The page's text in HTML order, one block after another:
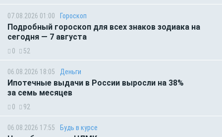
07.08.2026 01:00 Гороскоп
Подробный гороскоп для всех знаков зодиака на
сегодня — 7 августа
0 52
06.08.2026 18:05 Деньги
Ипотечные выдачи в России выросли на 38%
за семь месяцев
0 92
06.08.2026 17:55 Будь в курсе